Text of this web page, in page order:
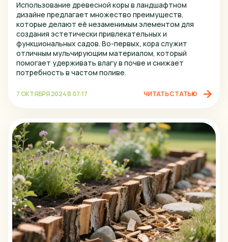
Использование древесной коры в ландшафтном
дизайне предлагает множество преимуществ,
которые делают её незаменимым элементом для
создания эстетически привлекательных и
функциональных садов. Во-первых, кора служит
отличным мульчирующим материалом, который
помогает удерживать влагу в почве и снижает
потребность в частом поливе.
7 ОКТЯБРЯ 2024 В 07:17 ЧИТАТЬ СТАТЬЮ
Стерлитамак
Тверь
Тольятти
Тула
Хабаровск
Чебоксары
Челябинск
Череповец
Ярославль